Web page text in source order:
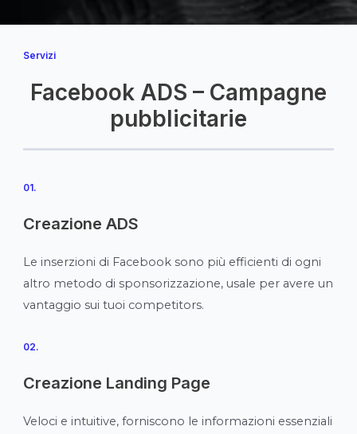
Servizi
Facebook ADS – Campagne
pubblicitarie
01.
Creazione ADS
Le inserzioni di Facebook sono più efficienti di ogni
altro metodo di sponsorizzazione, usale per avere un
vantaggio sui tuoi competitors.
02.
Creazione Landing Page
Veloci e intuitive, forniscono le informazioni essenziali